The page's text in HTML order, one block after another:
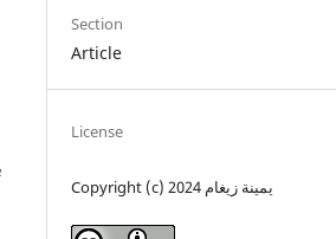
Section
Article
License
Copyright (c) 2024 يمينة زيغام